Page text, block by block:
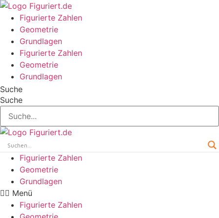
Zum
Inhalt
wechseln
Figurierte Zahlen
Geometrie
Grundlagen
Figurierte Zahlen
Geometrie
Grundlagen
Suche
Suche
Figurierte Zahlen
Geometrie
Grundlagen
Menü
Figurierte Zahlen